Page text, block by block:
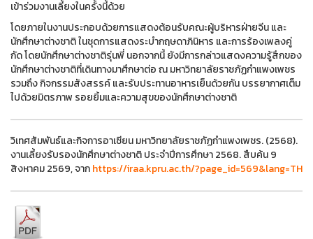
เข้าร่วมงานเลี้ยงในครั้งนี้ด้วย
โดยภายในงานประกอบด้วยการแสดงต้อนรับคณะผู้บริหารฝ่ายจีน และ
นักศึกษาต่างชาติ ในชุดการแสดงระบำกฤษดาภินิหาร และการร้องเพลงคู่
กัด โดยนักศึกษาต่างชาติรุ่นพี่ นอกจากนี้ ยังมีการกล่าวแสดงความรู้สึกของ
นักศึกษาต่างชาติที่เดินทางมาศึกษาต่อ ณ มหาวิทยาลัยราชภัฏกำแพงเพชร
รวมถึง กิจกรรมสังสรรค์ และรับประทานอาหารเย็นด้วยกัน บรรยากาศเต็ม
ไปด้วยมิตรภาพ รอยยิ้มและความสุขของนักศึกษาต่างชาติ
วิเทศสัมพันธ์และกิจการอาเซียน มหาวิทยาลัยราชภัฏกำแพงเพชร. (2568).
งานเลี้ยงรับรองนักศึกษาต่างชาติ ประจำปีการศึกษา 2568. สืบค้น 9
สิงหาคม 2569, จากhttps://iraa.kpru.ac.th/?page_id=569&lang=TH